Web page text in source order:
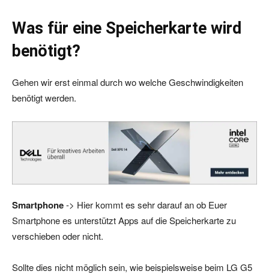
Was für eine Speicherkarte wird
benötigt?
Gehen wir erst einmal durch wo welche Geschwindigkeiten
benötigt werden.
Smartphone-> Hier kommt es sehr darauf an ob Euer
Smartphone es unterstützt Apps auf die Speicherkarte zu
verschieben oder nicht.
Sollte dies nicht möglich sein, wie beispielsweise beim LG G5